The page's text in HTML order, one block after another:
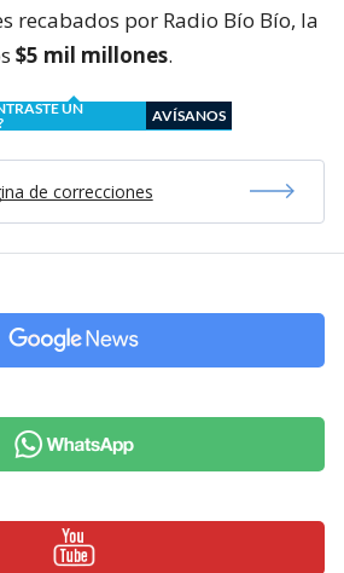
recabados por Radio Bío Bío, la
$5 mil millones.
UN
AVÍSANOS
de correcciones